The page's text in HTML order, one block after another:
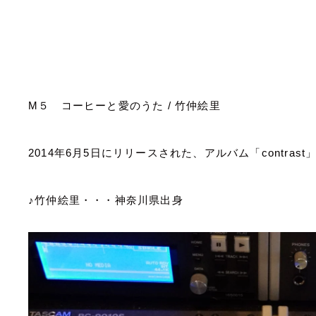
M ５ コーヒーと愛のうた /竹仲絵里
2014年6 月5 日にリリースされた、アルバム「contrast
♪竹仲絵里・・・神奈川県出身